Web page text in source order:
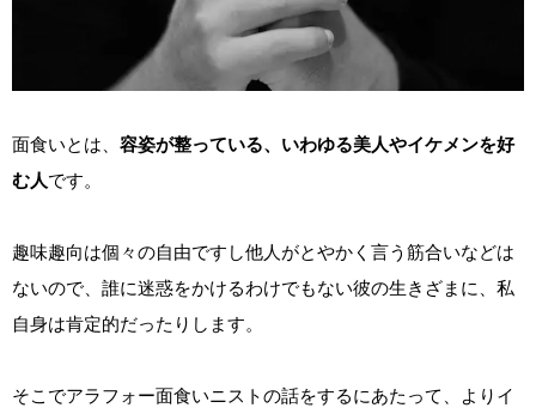
面食いとは、 容姿が整っている、いわゆる美人やイケメンを好
む人です。
趣味趣向は個々の自由ですし他人がとやかく言う筋合いなどは
ないので、誰に迷惑をかけるわけでもない彼の生きざまに、私
自身は肯定的だったりします。
そこでアラフォー面食いニストの話をするにあたって、よりイ